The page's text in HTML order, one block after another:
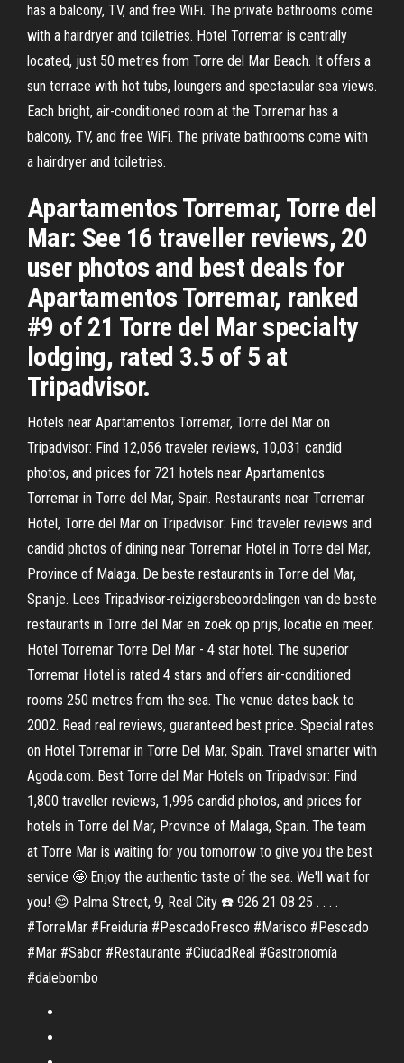
has a balcony, TV, and free WiFi. The private bathrooms come
with a hairdryer and toiletries. Hotel Torremar is centrally
located, just 50 metres from Torre del Mar Beach. It offers a
sun terrace with hot tubs, loungers and spectacular sea views.
Each bright, air-conditioned room at the Torremar has a
balcony, TV, and free WiFi. The private bathrooms come with
a hairdryer and toiletries.
Apartamentos Torremar, Torre del
Mar: See 16 traveller reviews, 20
user photos and best deals for
Apartamentos Torremar, ranked
#9 of 21 Torre del Mar specialty
lodging, rated 3.5 of 5 at
Tripadvisor.
Hotels near Apartamentos Torremar, Torre del Mar on
Tripadvisor: Find 12,056 traveler reviews, 10,031 candid
photos, and prices for 721 hotels near Apartamentos
Torremar in Torre del Mar, Spain. Restaurants near Torremar
Hotel, Torre del Mar on Tripadvisor: Find traveler reviews and
candid photos of dining near Torremar Hotel in Torre del Mar,
Province of Malaga. De beste restaurants in Torre del Mar,
Spanje. Lees Tripadvisor-reizigersbeoordelingen van de beste
restaurants in Torre del Mar en zoek op prijs, locatie en meer.
Hotel Torremar Torre Del Mar - 4 star hotel. The superior
Torremar Hotel is rated 4 stars and offers air-conditioned
rooms 250 metres from the sea. The venue dates back to
2002. Read real reviews, guaranteed best price. Special rates
on Hotel Torremar in Torre Del Mar, Spain. Travel smarter with
Agoda.com. Best Torre del Mar Hotels on Tripadvisor: Find
1,800 traveller reviews, 1,996 candid photos, and prices for
hotels in Torre del Mar, Province of Malaga, Spain. The team
at Torre Mar is waiting for you tomorrow to give you the best
service 🤩 Enjoy the authentic taste of the sea. We'll wait for
you! 😊 Palma Street, 9, Real City ☎️ 926 21 08 25 . . . .
#TorreMar #Freiduria #PescadoFresco #Marisco #Pescado
#Mar #Sabor #Restaurante #CiudadReal #Gastronomía
#dalebombo